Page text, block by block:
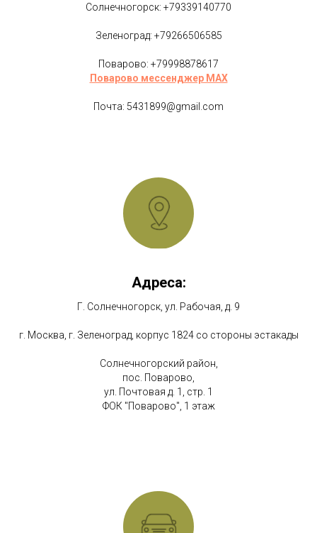
Солнечногорск: +79339140770
Зеленоград: +79266506585
Поварово: +79998878617
Поварово мессенджер MAX
Почта: 5431899@gmail.com
Адреса:
Г. Солнечногорск, ул. Рабочая, д. 9
г. Москва, г. Зеленоград, корпус 1824 со стороны эстакады
Солнечногорский район,
пос. Поварово,
ул. Почтовая д. 1, стр. 1
ФОК "Поварово", 1 этаж